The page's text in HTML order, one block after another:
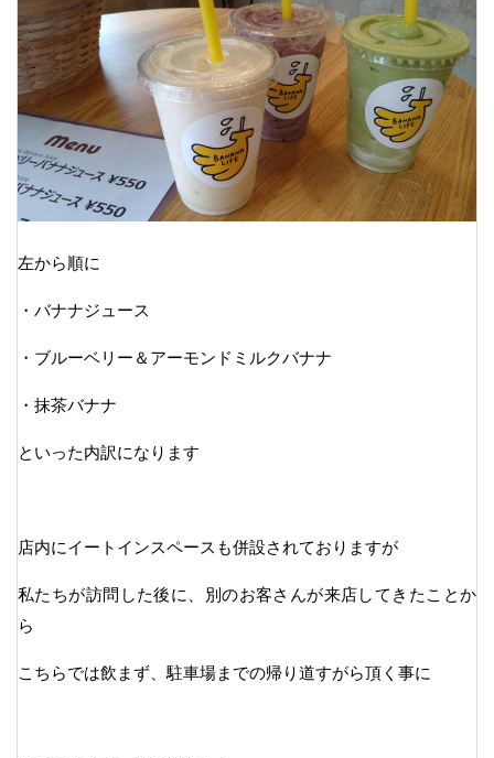
左から順に
・バナナジュース
・ブルーベリー＆アーモンドミルクバナナ
・抹茶バナナ
といった内訳になります
店内にイートインスペースも併設されておりますが
私たちが訪問した後に、別のお客さんが来店してきたことか
ら
こちらでは飲まず、駐車場までの帰り道すがら頂く事に